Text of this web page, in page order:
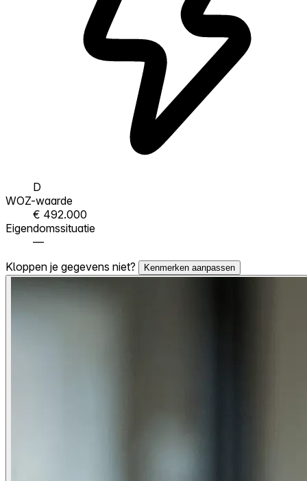
D
WOZ-waarde
€ 492.000
Eigendomssituatie
—
Kloppen je gegevens niet?
Kenmerken aanpassen